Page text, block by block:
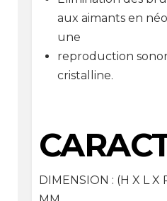
aux aimants en
une
reproduction
cristalline.
DIMENSION : (H X L X